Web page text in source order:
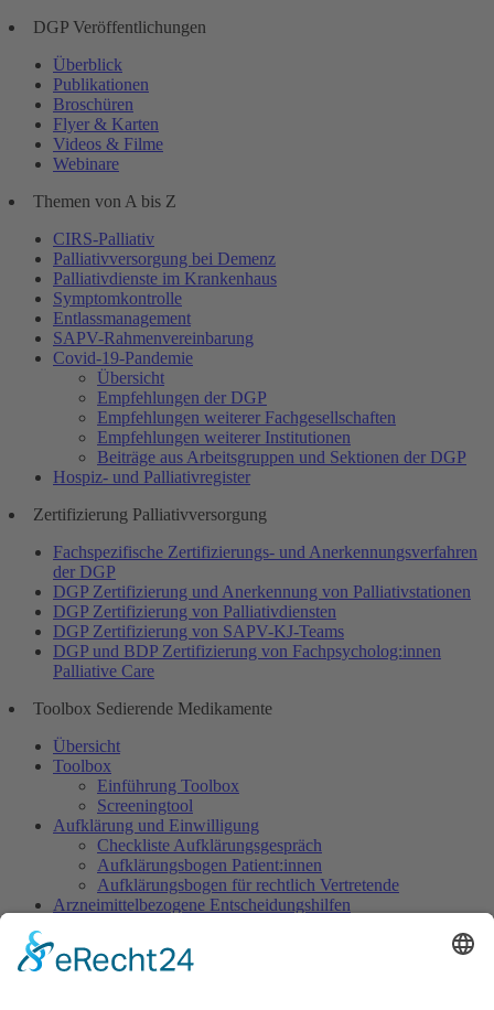
DGP Veröffentlichungen
Überblick
Publikationen
Broschüren
Flyer & Karten
Videos & Filme
Webinare
Themen von A bis Z
CIRS-Palliativ
Palliativversorgung bei Demenz
Palliativdienste im Krankenhaus
Symptomkontrolle
Entlassmanagement
SAPV-Rahmenvereinbarung
Covid-19-Pandemie
Übersicht
Empfehlungen der DGP
Empfehlungen weiterer Fachgesellschaften
Empfehlungen weiterer Institutionen
Beiträge aus Arbeitsgruppen und Sektionen der DGP
Hospiz- und Palliativregister
Zertifizierung Palliativversorgung
Fachspezifische Zertifizierungs- und Anerkennungsverfahren
der DGP
DGP Zertifizierung und Anerkennung von Palliativstationen
DGP Zertifizierung von Palliativdiensten
DGP Zertifizierung von SAPV-KJ-Teams
DGP und BDP Zertifizierung von Fachpsycholog:innen
Palliative Care
Toolbox Sedierende Medikamente
Übersicht
Toolbox
Einführung Toolbox
Screeningtool
Aufklärung und Einwilligung
Checkliste Aufklärungsgespräch
Aufklärungsbogen Patient:innen
Aufklärungsbogen für rechtlich Vertretende
Arzneimittelbezogene Entscheidungshilfen
Warnliste
Dokumentation